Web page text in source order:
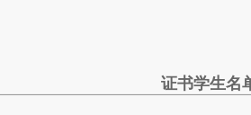
证书学生名